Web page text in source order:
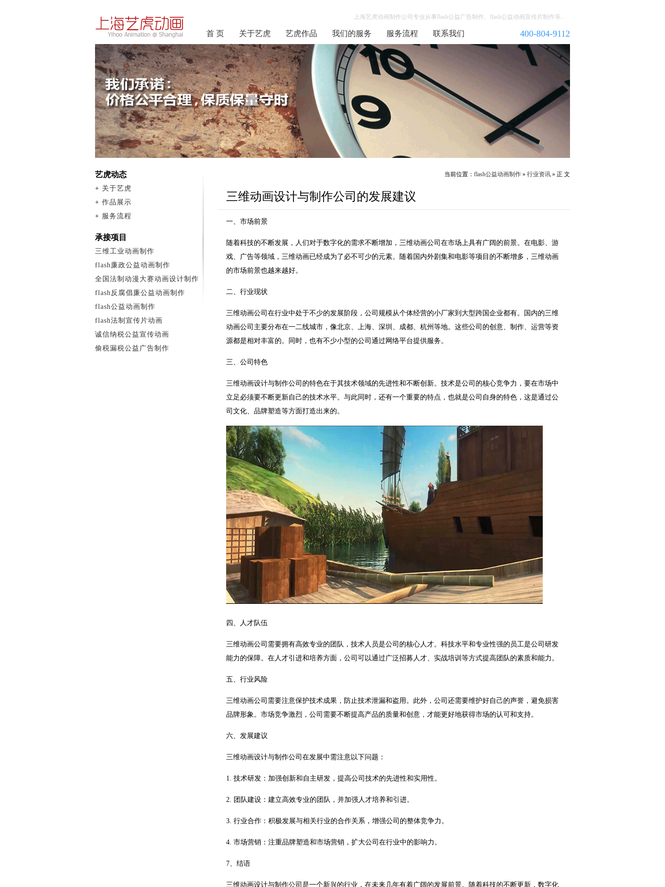
上海艺虎动画制作公司专业从事flash公益广告制作、flash公益动画宣传片制作等...
首 页 关于艺虎 艺虎作品 我们的服务 服务流程 联系我们 400-804-9112
当前位置： flash公益动画制作 » 行业资讯 » 正 文
三维动画设计与制作公司的发展建议
一、市场前景
随着科技的不断发展，人们对于数字化的需求不断增加，三维动画公司在市场上具有广阔的前景。在电影、游
戏、广告等领域，三维动画已经成为了必不可少的元素。随着国内外剧集和电影等项目的不断增多，三维动画
的市场前景也越来越好。
二、行业现状
三维动画公司在行业中处于不少的发展阶段，公司规模从个体经营的小厂家到大型跨国企业都有。国内的三维
动画公司主要分布在一二线城市，像北京、上海、深圳、成都、杭州等地。这些公司的创意、制作、运营等资
源都是相对丰富的。同时，也有不少小型的公司通过网络平台提供服务。
三、公司特色
三维动画设计与制作公司的特色在于其技术领域的先进性和不断创新。技术是公司的核心竞争力，要在市场中
立足必须要不断更新自己的技术水平。与此同时，还有一个重要的特点，也就是公司自身的特色，这是通过公
司文化、品牌塑造等方面打造出来的。
四、人才队伍
三维动画公司需要拥有高效专业的团队，技术人员是公司的核心人才。科技水平和专业性强的员工是公司研发
能力的保障。在人才引进和培养方面，公司可以通过广泛招募人才、实战培训等方式提高团队的素质和能力。
五、行业风险
三维动画公司需要注意保护技术成果，防止技术泄漏和盗用。此外，公司还需要维护好自己的声誉，避免损害
品牌形象。市场竞争激烈，公司需要不断提高产品的质量和创意，才能更好地获得市场的认可和支持。
六、发展建议
三维动画设计与制作公司在发展中需注意以下问题：
1. 技术研发：加强创新和自主研发，提高公司技术的先进性和实用性。
2. 团队建设：建立高效专业的团队，并加强人才培养和引进。
3. 行业合作：积极发展与相关行业的合作关系，增强公司的整体竞争力。
4. 市场营销：注重品牌塑造和市场营销，扩大公司在行业中的影响力。
7、结语
三维动画设计与制作公司是一个新兴的行业，在未来几年有着广阔的发展前景。随着科技的不断更新，数字化
艺虎动态
+ 关于艺虎
+ 作品展示
+ 服务流程
承接项目
三维工业动画制作
flash廉政公益动画制作
全国法制动漫大赛动画设计制作
flash反腐倡廉公益动画制作
flash公益动画制作
flash法制宣传片动画
诚信纳税公益宣传动画
偷税漏税公益广告制作